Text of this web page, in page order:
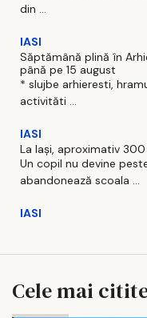
din ...
IASI
Săptămână plină în
până pe 15 august
* slujbe arhieresti,
activităti ...
IASI
La Iași, aproximativ
Un copil nu devine
abandonează scoala ...
IASI
Cele mai